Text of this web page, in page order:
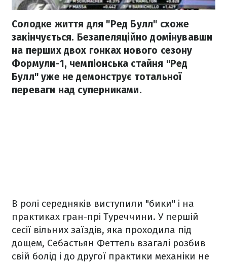
Солодке життя для "Ред Булл" схоже
закінчується. Безапеляційно домінувавши
на перших двох гонках нового сезону
Формули-1, чемпіонська стайня "Ред
Булл" уже не демонструє тотальної
переваги над суперниками.
В ролі середняків виступили "бики" і на
практиках гран-прі Туреччини. У першій
сесії вільних заїздів, яка проходила під
дощем, Себастьян Феттель взагалі розбив
свій болід і до другої практики механіки не